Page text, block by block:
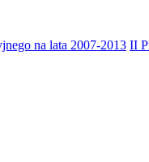
na lata 2007-2013 II